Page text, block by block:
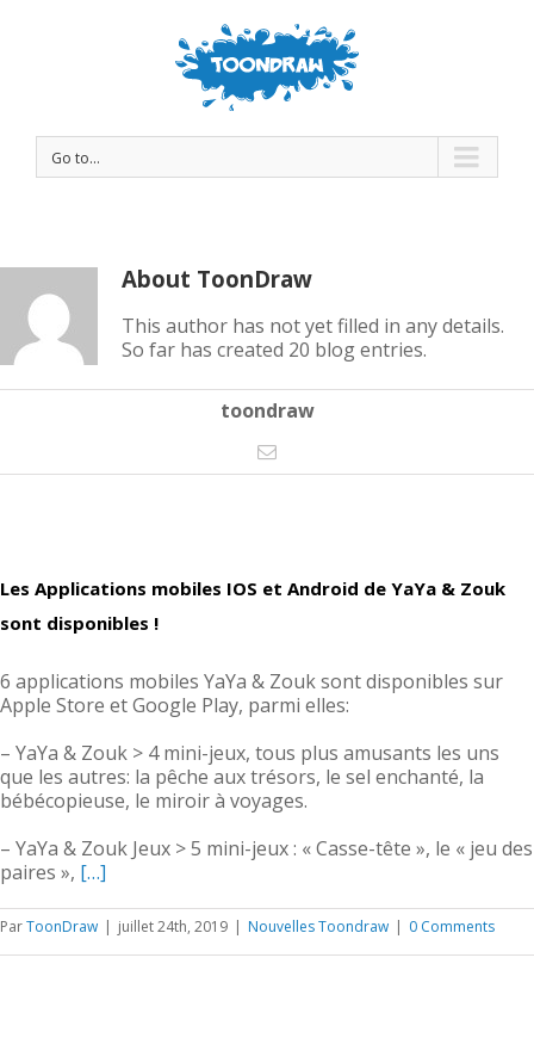
Go to...
About ToonDraw
This author has not yet filled in any details.
So far has created 20 blog entries.
toondraw
Les Applications mobiles IOS et Android de YaYa & Zouk
sont disponibles !
6 applications mobiles YaYa & Zouk sont disponibles sur
Apple Store et Google Play, parmi elles:
– YaYa & Zouk > 4 mini-jeux, tous plus amusants les uns
que les autres: la pêche aux trésors, le sel enchanté, la
bébécopieuse, le miroir à voyages.
– YaYa & Zouk Jeux > 5 mini-jeux : « Casse-tête », le « jeu des
paires », […]
ParToonDraw | juillet 24th, 2019 | Nouvelles Toondraw | 0 Comments